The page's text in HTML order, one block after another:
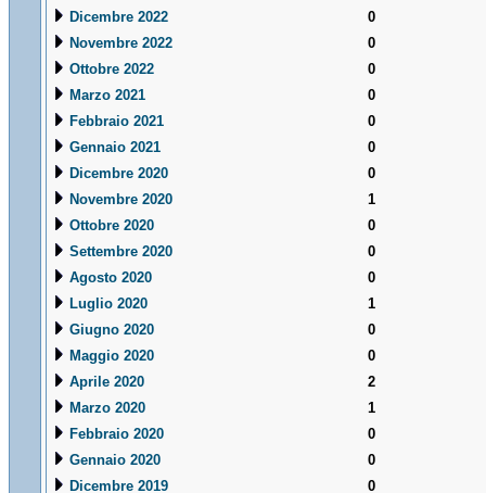
Dicembre 2022
0
Novembre 2022
0
Ottobre 2022
0
Marzo 2021
0
Febbraio 2021
0
Gennaio 2021
0
Dicembre 2020
0
Novembre 2020
1
Ottobre 2020
0
Settembre 2020
0
Agosto 2020
0
Luglio 2020
1
Giugno 2020
0
Maggio 2020
0
Aprile 2020
2
Marzo 2020
1
Febbraio 2020
0
Gennaio 2020
0
Dicembre 2019
0